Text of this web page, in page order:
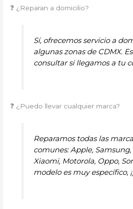
❓ ¿Reparan a domicilio?
Sí, ofrecemos servicio a
algunas zonas de CDMX.
consultar si llegamos a tu
❓ ¿Puedo llevar cualquier marca?
Reparamos todas las
comunes: Apple,
Xiaomi, Motorola, Oppo,
modelo es muy específico,